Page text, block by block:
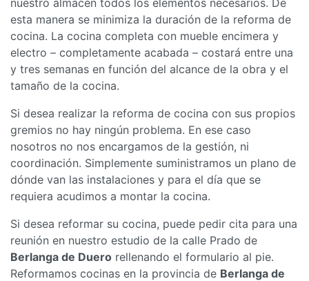
nuestro almacén todos los elementos necesarios. De
esta manera se minimiza la duración de la reforma de
cocina. La cocina completa con mueble encimera y
electro – completamente acabada – costará entre una
y tres semanas en función del alcance de la obra y el
tamaño de la cocina.
Si desea realizar la reforma de cocina con sus propios
gremios no hay ningún problema. En ese caso
nosotros no nos encargamos de la gestión, ni
coordinación. Simplemente suministramos un plano de
dónde van las instalaciones y para el día que se
requiera acudimos a montar la cocina.
Si desea reformar su cocina, puede pedir cita para una
reunión en nuestro estudio de la calle Prado de
Berlanga de Duero rellenando el formulario al pie.
Reformamos cocinas en la provincia de Berlanga de